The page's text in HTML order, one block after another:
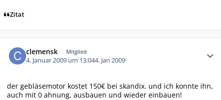
Zitat
clemensk Mitglied
4. Januar 2009 um 13:044. Jan 2009
der gebläsemotor kostet 150€ bei skandix. und ich konnte ihn,
auch mit 0 ahnung, ausbauen und wieder einbauen!